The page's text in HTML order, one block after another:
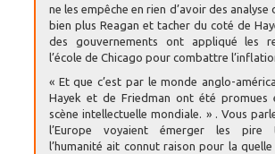
ne les empêche en rien d’avoir des analyse
bien plus Reagan et tacher du coté de
des gouvernements ont appliqué les
l’école de Chicago pour combattre
« Et que c’est par le monde anglo-
Hayek et de Friedman ont été promues
scène intellectuelle mondiale. » . Vous
l’Europe voyaient émerger les pire
l’humanité ait connut raison pour la